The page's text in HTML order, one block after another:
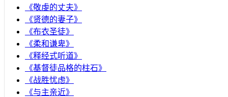
《敬虔的丈夫》
《贤德的妻子》
《布衣圣徒》
《柔和谦卑》
《释经式听道》
《基督徒品格的柱石》
《战胜忧虑》
《与主亲近》